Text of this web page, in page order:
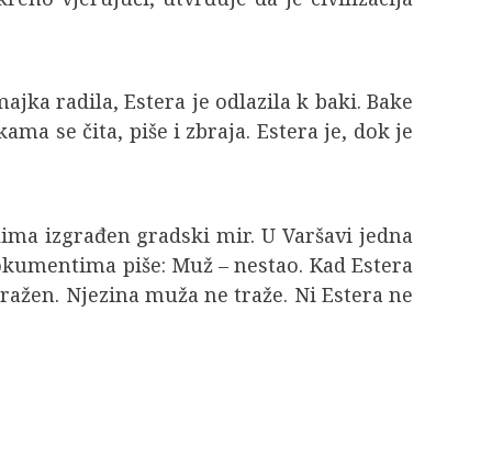
radila, Estera je odlazila k baki. Bake
se čita, piše i zbraja. Estera je, dok je
izgrađen gradski mir. U Varšavi jedna
piše: Muž – nestao. Kad Estera
Njezina muža ne traže. Ni Estera ne